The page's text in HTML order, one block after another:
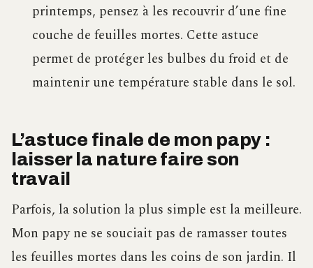
printemps, pensez à les recouvrir d’une fine
couche de feuilles mortes. Cette astuce
permet de protéger les bulbes du froid et de
maintenir une température stable dans le sol.
L’astuce finale de mon papy :
laisser la nature faire son
travail
Parfois, la solution la plus simple est la meilleure.
Mon papy ne se souciait pas de ramasser toutes
les feuilles mortes dans les coins de son jardin. Il